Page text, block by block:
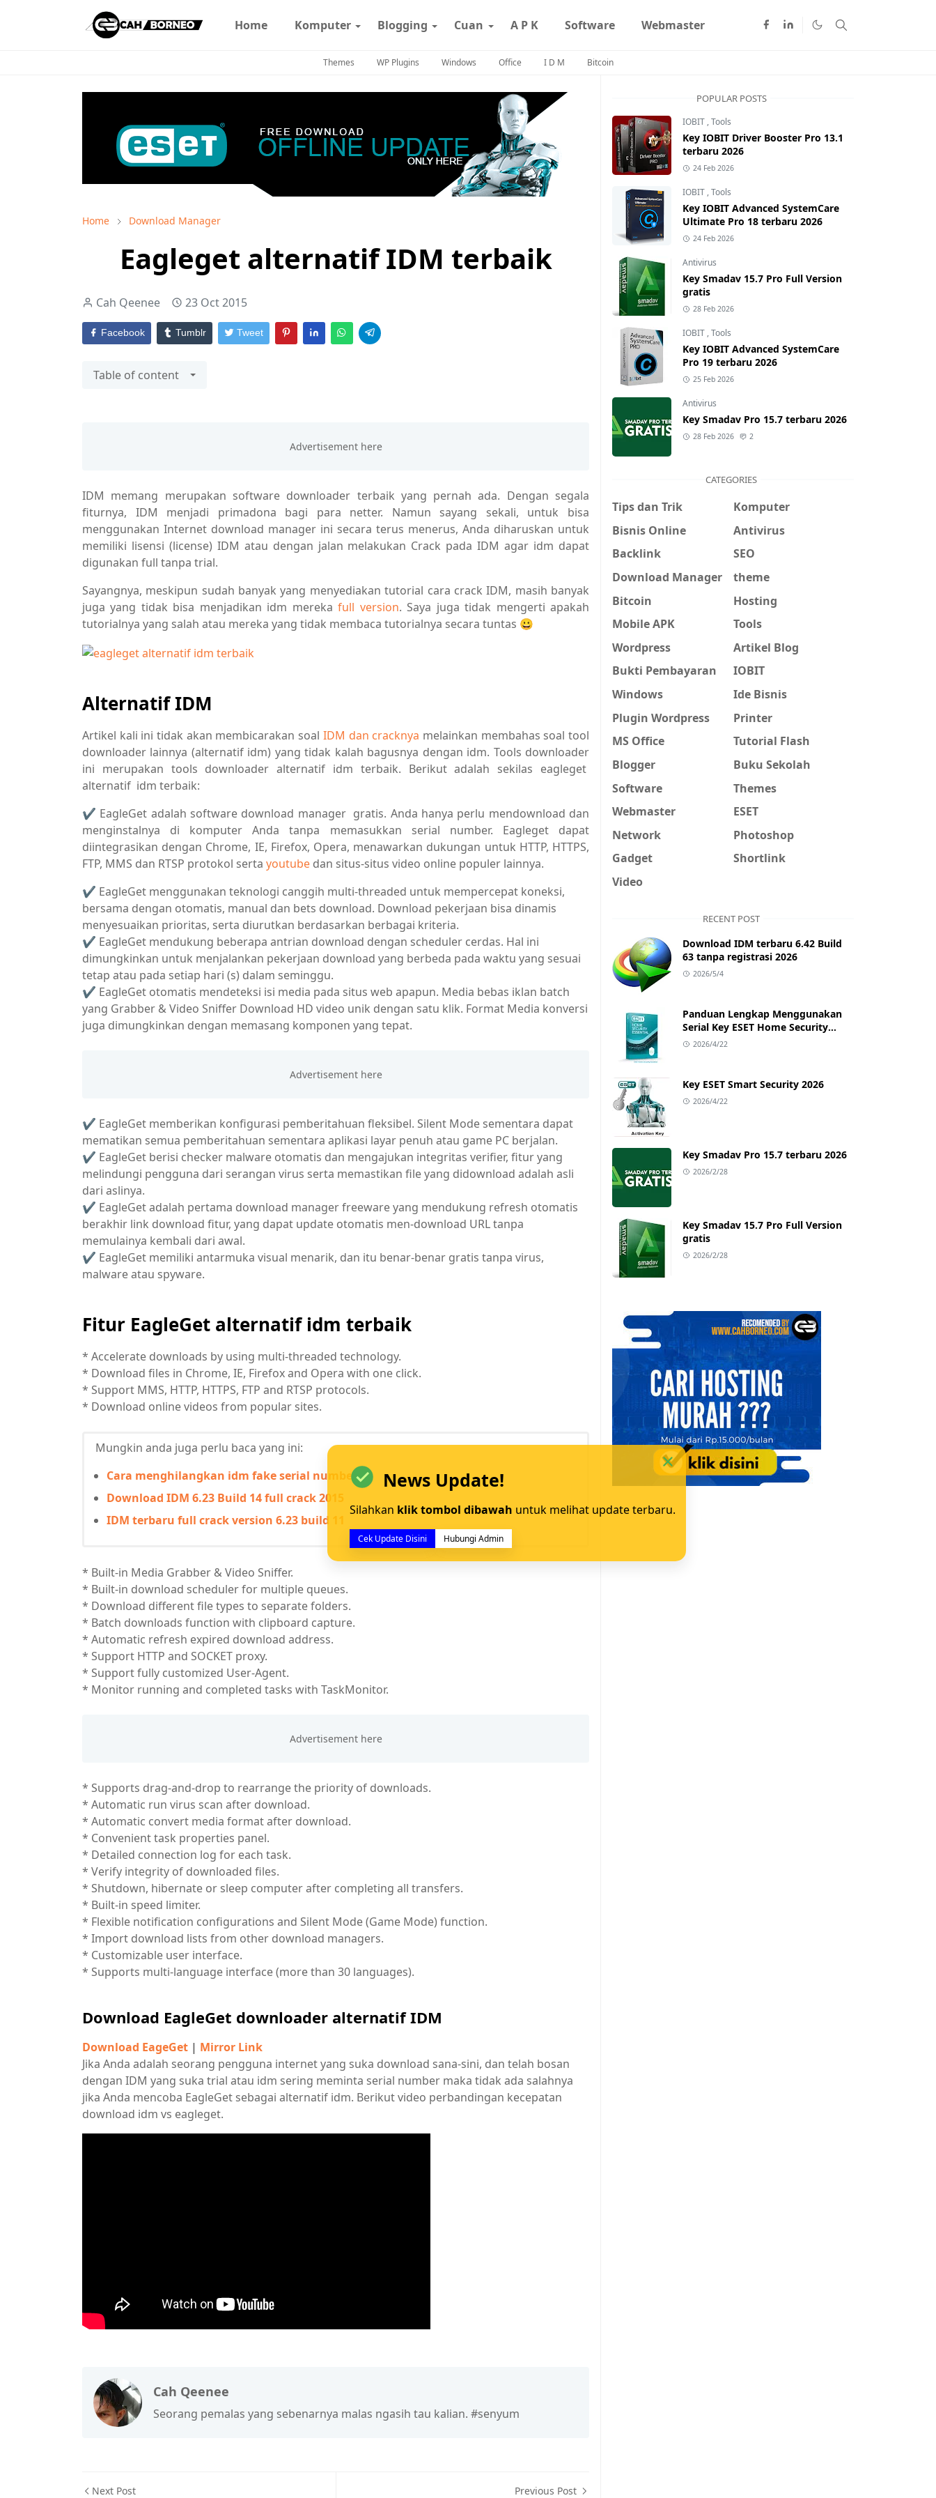
Home Komputer Blogging Cuan A P K Software Webmaster
Themes WP Plugins Windows Office I D M Bitcoin
Home Download Manager
Eagleget alternatif IDM terbaik
Cah Qeenee 23 Oct 2015
Facebook Tumblr Tweet
Table of content
IDM memang merupakan software downloader terbaik yang pernah ada. Dengan segala
fiturnya, IDM menjadi primadona bagi para netter. Namun sayang sekali, untuk bisa
menggunakan Internet download manager ini secara terus menerus, Anda diharuskan untuk
memiliki lisensi (license) IDM atau dengan jalan melakukan Crack pada IDM agar idm dapat
digunakan full tanpa trial.
Sayangnya, meskipun sudah banyak yang menyediakan tutorial cara crack IDM, masih banyak
juga yang tidak bisa menjadikan idm merekafull version. Saya juga tidak mengerti apakah
tutorialnya yang salah atau mereka yang tidak membaca tutorialnya secara tuntas 😀
Alternatif IDM
Artikel kali ini tidak akan membicarakan soal IDM dan cracknya melainkan membahas soal tool
downloader lainnya (alternatif idm) yang tidak kalah bagusnya dengan idm. Tools downloader
ini merupakan tools downloader alternatif idm terbaik. Berikut adalah sekilas eagleget
alternatif idm terbaik:
✔ EagleGet adalah software download manager gratis. Anda hanya perlu mendownload dan
menginstalnya di komputer Anda tanpa memasukkan serial number. Eagleget dapat
diintegrasikan dengan Chrome, IE, Firefox, Opera, menawarkan dukungan untuk HTTP, HTTPS,
FTP, MMS dan RTSP protokol serta youtube dan situs-situs video online populer lainnya.
✔ EagleGet menggunakan teknologi canggih multi-threaded untuk mempercepat koneksi,
bersama dengan otomatis, manual dan bets download. Download pekerjaan bisa dinamis
menyesuaikan prioritas, serta diurutkan berdasarkan berbagai kriteria.
✔ EagleGet mendukung beberapa antrian download dengan scheduler cerdas. Hal ini
dimungkinkan untuk menjalankan pekerjaan download yang berbeda pada waktu yang sesuai
tetap atau pada setiap hari (s) dalam seminggu.
✔ EagleGet otomatis mendeteksi isi media pada situs web apapun. Media bebas iklan batch
yang Grabber & Video Sniffer Download HD video unik dengan satu klik. Format Media konversi
juga dimungkinkan dengan memasang komponen yang tepat.
✔ EagleGet memberikan konfigurasi pemberitahuan fleksibel. Silent Mode sementara dapat
mematikan semua pemberitahuan sementara aplikasi layar penuh atau game PC berjalan.
✔ EagleGet berisi checker malware otomatis dan mengajukan integritas verifier, fitur yang
melindungi pengguna dari serangan virus serta memastikan file yang didownload adalah asli
dari aslinya.
✔ EagleGet adalah pertama download manager freeware yang mendukung refresh otomatis
berakhir link download fitur, yang dapat update otomatis men-download URL tanpa
memulainya kembali dari awal.
✔ EagleGet memiliki antarmuka visual menarik, dan itu benar-benar gratis tanpa virus,
malware atau spyware.
Fitur EagleGet alternatif idm terbaik
* Accelerate downloads by using multi-threaded technology.
* Download files in Chrome, IE, Firefox and Opera with one click.
* Support MMS, HTTP, HTTPS, FTP and RTSP protocols.
* Download online videos from popular sites.
Mungkin anda juga perlu baca yang ini:
Cara menghilangkan idm fake serial number
Download IDM 6.23 Build 14 full crack 2015
IDM terbaru full crack version 6.23 build 11
* Built-in Media Grabber & Video Sniffer.
* Built-in download scheduler for multiple queues.
* Download different file types to separate folders.
* Batch downloads function with clipboard capture.
* Automatic refresh expired download address.
* Support HTTP and SOCKET proxy.
* Support fully customized User-Agent.
* Monitor running and completed tasks with TaskMonitor.
* Supports drag-and-drop to rearrange the priority of downloads.
* Automatic run virus scan after download.
* Automatic convert media format after download.
* Convenient task properties panel.
* Detailed connection log for each task.
* Verify integrity of downloaded files.
* Shutdown, hibernate or sleep computer after completing all transfers.
* Built-in speed limiter.
* Flexible notification configurations and Silent Mode (Game Mode) function.
* Import download lists from other download managers.
* Customizable user interface.
* Supports multi-language interface (more than 30 languages).
Download EagleGet downloader alternatif IDM
Download EageGet | Mirror Link
Jika Anda adalah seorang pengguna internet yang suka download sana-sini, dan telah bosan
dengan IDM yang suka trial atau idm sering meminta serial number maka tidak ada salahnya
jika Anda mencoba EagleGet sebagai alternatif idm. Berikut video perbandingan kecepatan
download idm vs eagleget.
Cah Qeenee
Seorang pemalas yang sebenarnya malas ngasih tau kalian. #senyum
Next Post Previous Post
POPULAR POSTS
IOBIT ,Tools
Key IOBIT Driver Booster Pro 13.1
terbaru 2026
24 Feb 2026
IOBIT ,Tools
Key IOBIT Advanced SystemCare
Ultimate Pro 18 terbaru 2026
24 Feb 2026
Antivirus
Key Smadav 15.7 Pro Full Version
gratis
28 Feb 2026
IOBIT ,Tools
Key IOBIT Advanced SystemCare
Pro 19 terbaru 2026
25 Feb 2026
Antivirus
Key Smadav Pro 15.7 terbaru 2026
28 Feb 2026 2
CATEGORIES
Tips dan Trik
Komputer
Bisnis Online
Antivirus
Backlink
SEO
Download Manager
theme
Bitcoin
Hosting
Mobile APK
Tools
Wordpress
Artikel Blog
Bukti Pembayaran
IOBIT
Windows
Ide Bisnis
Plugin Wordpress
Printer
MS Office
Tutorial Flash
Blogger
Buku Sekolah
Software
Themes
Webmaster
ESET
Network
Photoshop
Gadget
Shortlink
Video
RECENT POST
Download IDM terbaru 6.42 Build
63 tanpa registrasi 2026
2026/5/4
Panduan Lengkap Menggunakan
Serial Key ESET Home Security
Essential dengan Trial Key Terbaru
2026/4/22
Key ESET Smart Security 2026
2026/4/22
Key Smadav Pro 15.7 terbaru 2026
2026/2/28
Key Smadav 15.7 Pro Full Version
gratis
2026/2/28
News Update!
Silahkan klik tombol dibawah untuk melihat update terbaru.
Cek Update Disini Hubungi Admin